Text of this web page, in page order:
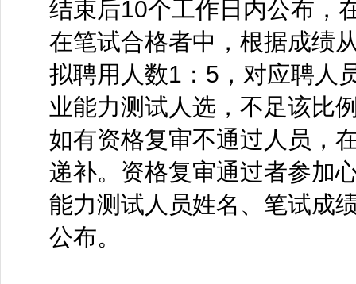
结束后10个工作日内公布，
在笔试合格者中，根据成绩
拟聘用人数1：5，对应聘人
业能力测试人选，不足该比
如有资格复审不通过人员，
递补。资格复审通过者参加
能力测试人员姓名、笔试成
公布。